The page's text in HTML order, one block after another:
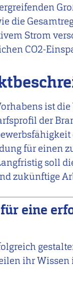
die
Strom
CO2-
ist
der
für einen
soll
zukünftige
eine
ihr